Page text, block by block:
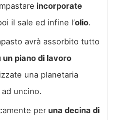
incorporate
il sale ed infine l’olio.
avrà assorbito tutto
piano di lavoro
una planetaria
uncino.
per una decina di